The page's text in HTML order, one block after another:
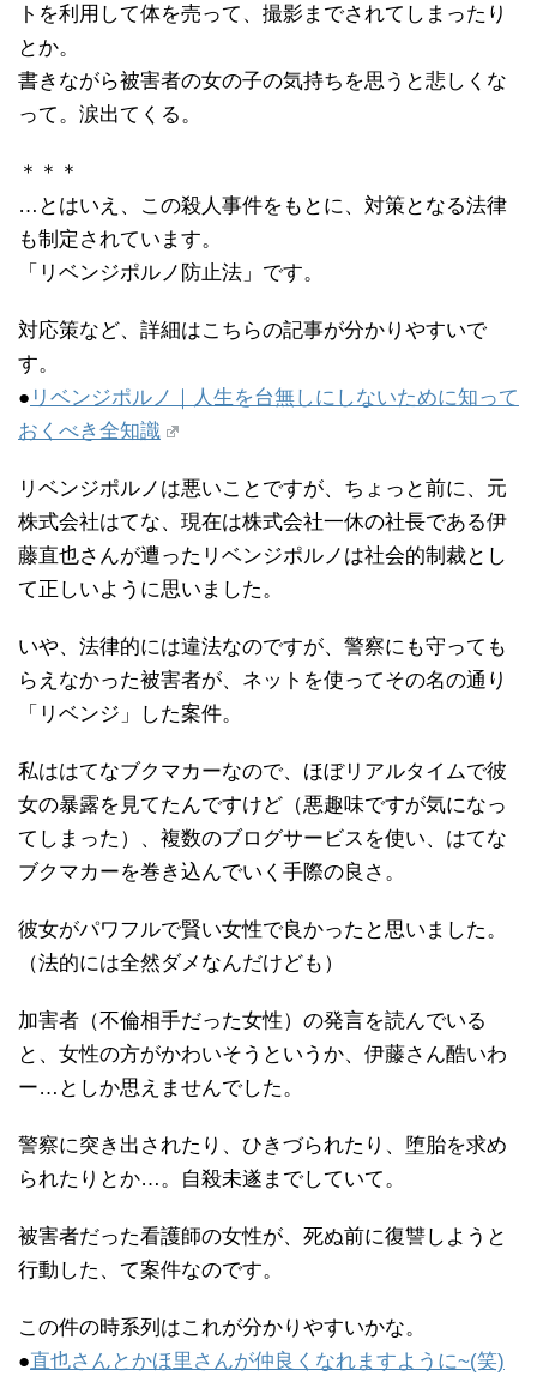
トを利用して体を売って、撮影までされてしまったり
とか。
書きながら被害者の女の子の気持ちを思うと悲しくな
って。涙出てくる。
＊＊＊
…とはいえ、この殺人事件をもとに、対策となる法律
も制定されています。
「リベンジポルノ防止法」です。
対応策など、詳細はこちらの記事が分かりやすいで
す。
● リベンジポルノ｜人生を台無しにしないために知って
おくべき全知識
リベンジポルノは悪いことですが、ちょっと前に、元
株式会社はてな、現在は株式会社一休の社長である伊
藤直也さんが遭ったリベンジポルノは社会的制裁とし
て正しいように思いました。
いや、法律的には違法なのですが、警察にも守っても
らえなかった被害者が、ネットを使ってその名の通り
「リベンジ」した案件。
私ははてなブクマカーなので、ほぼリアルタイムで彼
女の暴露を見てたんですけど（悪趣味ですが気になっ
てしまった）、複数のブログサービスを使い、はてな
ブクマカーを巻き込んでいく手際の良さ。
彼女がパワフルで賢い女性で良かったと思いました。
（法的には全然ダメなんだけども）
加害者（不倫相手だった女性）の発言を読んでいる
と、女性の方がかわいそうというか、伊藤さん酷いわ
ー…としか思えませんでした。
警察に突き出されたり、ひきづられたり、堕胎を求め
られたりとか…。自殺未遂までしていて。
被害者だった看護師の女性が、死ぬ前に復讐しようと
行動した、て案件なのです。
この件の時系列はこれが分かりやすいかな。
●直也さんとかほ里さんが仲良くなれますように~(笑)